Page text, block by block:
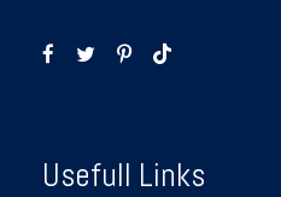
Usefull Links